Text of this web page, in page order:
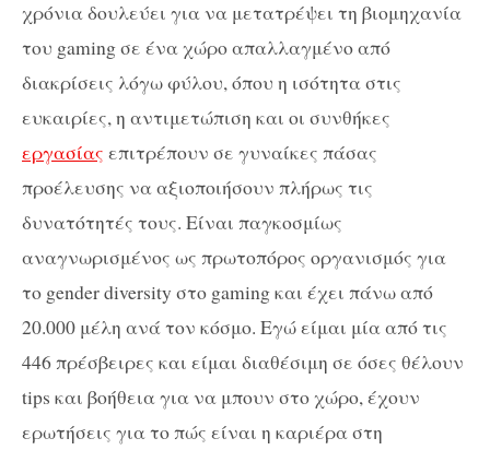
χρόνια δουλεύει για να μετατρέψει τη βιομηχανία
του gaming σε ένα χώρο απαλλαγμένο από
διακρίσεις λόγω φύλου, όπου η ισότητα στις
ευκαιρίες, η αντιμετώπιση και οι συνθήκες
εργασίας επιτρέπουν σε γυναίκες πάσας
προέλευσης να αξιοποιήσουν πλήρως τις
δυνατότητές τους. Είναι παγκοσμίως
αναγνωρισμένος ως πρωτοπόρος οργανισμός για
το gender diversity στο gaming και έχει πάνω από
20.000 μέλη ανά τον κόσμο. Εγώ είμαι μία από τις
446 πρέσβειρες και είμαι διαθέσιμη σε όσες θέλουν
tips και βοήθεια για να μπουν στο χώρο, έχουν
ερωτήσεις για το πώς είναι η καριέρα στη